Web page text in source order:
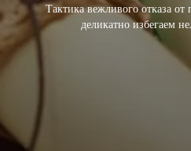
Тактика вежливого отказа от
деликатно избегаем